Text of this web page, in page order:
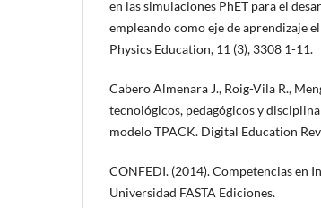
en las simulaciones PhET para el
empleando como eje de aprendizaje
Physics Education, 11 (3), 3308 1-11.
Cabero Almenara J., Roig-Vila R.,
tecnológicos, pedagógicos y
modelo TPACK. Digital Education
CONFEDI. (2014). Competencias en
Universidad FASTA Ediciones.